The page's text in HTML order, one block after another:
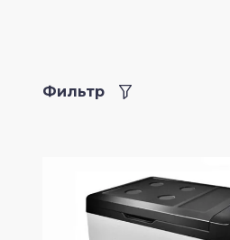
Фильтр